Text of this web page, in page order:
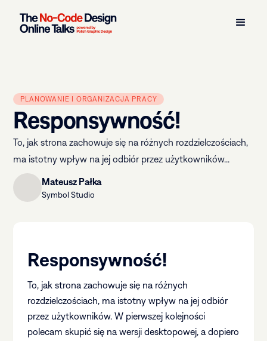
PLANOWANIE I ORGANIZACJA PRACY
Responsywność!
To, jak strona zachowuje się na różnych rozdzielczościach,
ma istotny wpływ na jej odbiór przez użytkowników...
Mateusz Pałka
Symbol Studio
Responsywność!
To, jak strona zachowuje się na różnych
rozdzielczościach, ma istotny wpływ na jej odbiór
przez użytkowników. W pierwszej kolejności
polecam skupić się na wersji desktopowej, a dopiero